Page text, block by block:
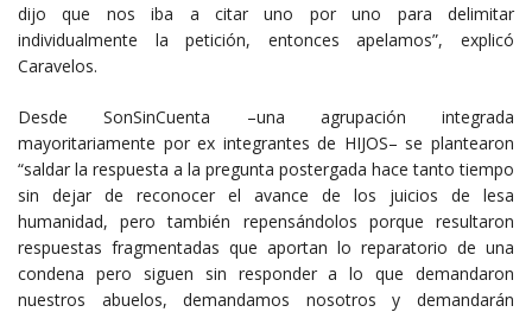
dijo que nos iba a citar uno por uno para delimitar
individualmente la petición, entonces apelamos”, explicó
Caravelos.
Desde SonSinCuenta –una agrupación integrada
mayoritariamente por ex integrantes de HIJOS– se plantearon
“saldar la respuesta a la pregunta postergada hace tanto tiempo
sin dejar de reconocer el avance de los juicios de lesa
humanidad, pero también repensándolos porque resultaron
respuestas fragmentadas que aportan lo reparatorio de una
condena pero siguen sin responder a lo que demandaron
nuestros abuelos, demandamos nosotros y demandarán